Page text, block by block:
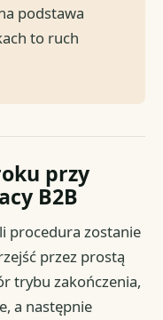
podstawa
to ruch
przy
B2B
procedura zostanie
przez prostą
trybu zakończenia,
a następnie